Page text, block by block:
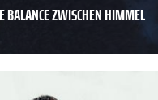
BALANCE ZWISCHEN HIMMEL